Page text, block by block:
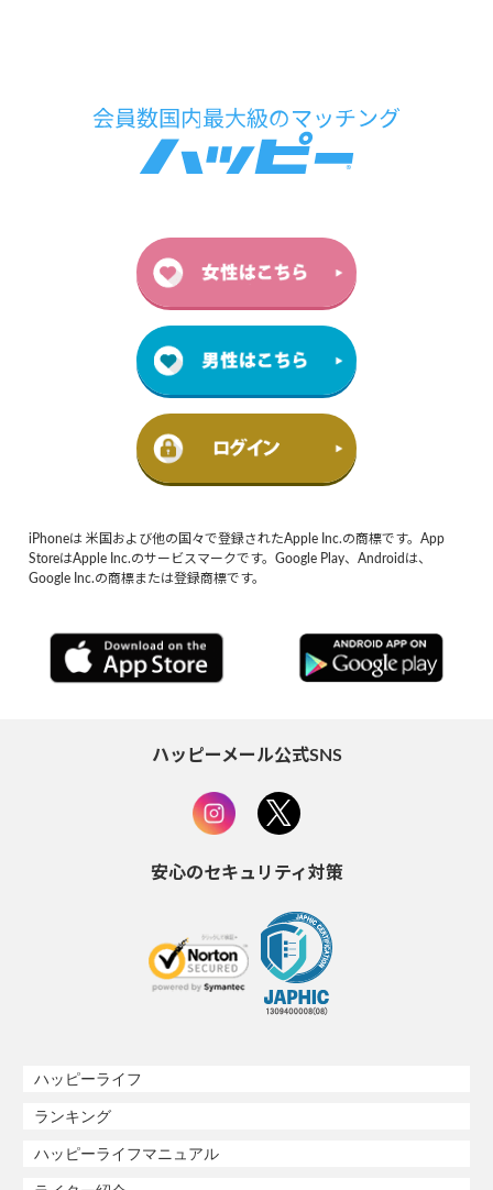
iPhoneは 米国および他の国々で登録されたApple Inc.の商標です。App
StoreはApple Inc.のサービスマークです。Google Play、Androidは、
Google Inc.の商標または登録商標です。
ハッピーメール公式SNS
安心のセキュリティ対策
ハッピーライフ
ランキング
ハッピーライフマニュアル